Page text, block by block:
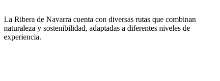
La Ribera de Navarra cuenta con diversas rutas que combinan
naturaleza y sostenibilidad, adaptadas a diferentes niveles de
experiencia.